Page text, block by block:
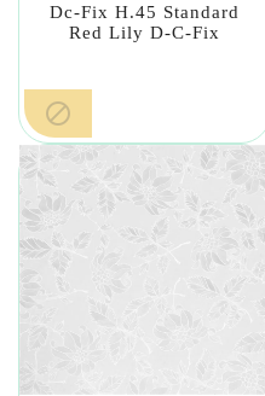
Dc-Fix H.45 Standard
Red Lily D-C-Fix
